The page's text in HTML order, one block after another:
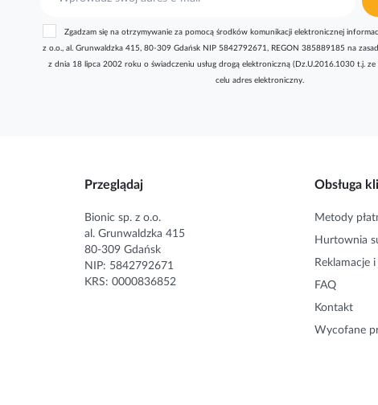
s
k
Zgadzam się na otrzymywanie za pomocą środków komunikacji elektronicznej
z o.o., al. Grunwaldzka 415, 80-309 Gdańsk NIP 5842792671, REGON 385889185 na
z dnia 18 lipca 2002 roku o świadczeniu usług drogą elektroniczną (Dz.U.2016.1030 t.j.
celu adres elektroniczny.
Przeglądaj
Bionic sp. z o.o.
al. Grunwaldzka 415
80-309 Gdańsk
NIP: 5842792671
KRS: 0000836852
Obsługa
Metody
Hurtownia
Reklamacje
FAQ
Kontakt
Wycofane